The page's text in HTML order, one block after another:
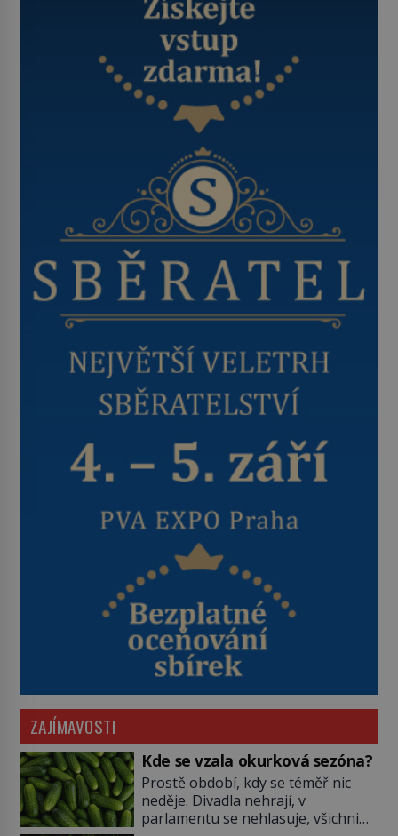
ZAJÍMAVOSTI
Kde se vzala okurková sezóna?
Prostě období, kdy se téměř nic
neděje. Divadla nehrají, v
parlamentu se nehlasuje, všichni